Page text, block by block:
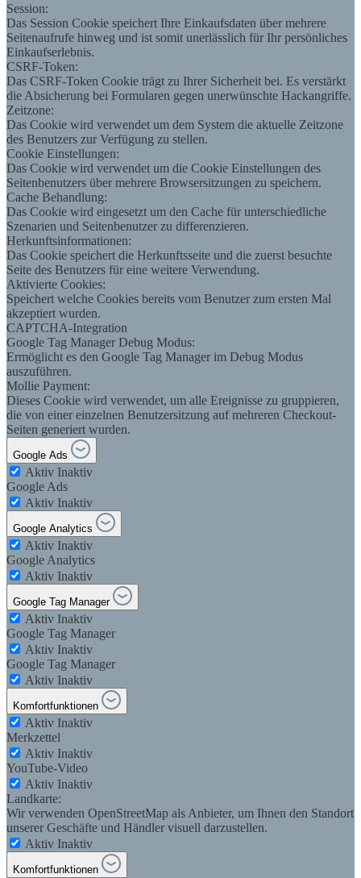
Session:
Das Session Cookie speichert Ihre Einkaufsdaten über mehrere
Seitenaufrufe hinweg und ist somit unerlässlich für Ihr persönliches
Einkaufserlebnis.
CSRF-Token:
Das CSRF-Token Cookie trägt zu Ihrer Sicherheit bei. Es verstärkt
die Absicherung bei Formularen gegen unerwünschte Hackangriffe.
Zeitzone:
Das Cookie wird verwendet um dem System die aktuelle Zeitzone
des Benutzers zur Verfügung zu stellen.
Cookie Einstellungen:
Das Cookie wird verwendet um die Cookie Einstellungen des
Seitenbenutzers über mehrere Browsersitzungen zu speichern.
Cache Behandlung:
Das Cookie wird eingesetzt um den Cache für unterschiedliche
Szenarien und Seitenbenutzer zu differenzieren.
Herkunftsinformationen:
Das Cookie speichert die Herkunftsseite und die zuerst besuchte
Seite des Benutzers für eine weitere Verwendung.
Aktivierte Cookies:
Speichert welche Cookies bereits vom Benutzer zum ersten Mal
akzeptiert wurden.
CAPTCHA-Integration
Google Tag Manager Debug Modus:
Ermöglicht es den Google Tag Manager im Debug Modus
auszuführen.
Mollie Payment:
Dieses Cookie wird verwendet, um alle Ereignisse zu gruppieren,
die von einer einzelnen Benutzersitzung auf mehreren Checkout-
Seiten generiert wurden.
Google Ads
Aktiv Inaktiv
Google Ads
Aktiv Inaktiv
Google Analytics
Aktiv Inaktiv
Google Analytics
Aktiv Inaktiv
Google Tag Manager
Aktiv Inaktiv
Google Tag Manager
Aktiv Inaktiv
Google Tag Manager
Aktiv Inaktiv
Komfortfunktionen
Aktiv Inaktiv
Merkzettel
Aktiv Inaktiv
YouTube-Video
Aktiv Inaktiv
Landkarte:
Wir verwenden OpenStreetMap als Anbieter, um Ihnen den Standort
unserer Geschäfte und Händler visuell darzustellen.
Aktiv Inaktiv
Komfortfunktionen